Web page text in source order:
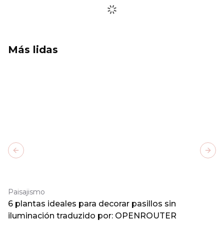
Más lidas
Paisajismo
6 plantas ideales para decorar pasillos sin
iluminación traduzido por: OPENROUTER
Previous slide